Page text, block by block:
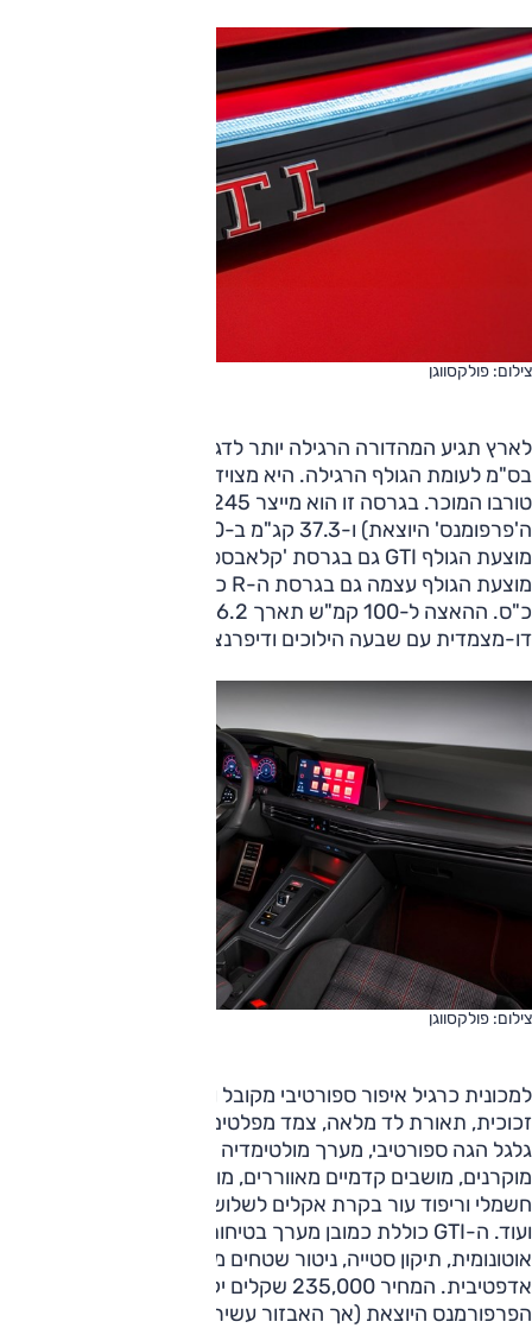
צילום: פולקסווגן
לארץ תגיע המהדורה הרגילה יותר לדגם שלה מרכב אשר מנומך
דו-מצמדית עם שבעה הילוכים ודיפרנציאל מוגבל החלקה.
צילום: פולקסווגן
למכונית כרגיל איפור ספורטיבי מקובל ואבזור עשיר שכולל גג
מוקרנים, מושבים קדמיים מאווררים, מושב נהג עם תפעול כיוון
חשמלי וריפוד עור בקרת אקלים לשלושה איזורים, מפתח חכם
ועוד. ה-GTI כוללת כמובן מערך בטיחותי מלא עם בלימה
אוטונומית, תיקון סטייה, ניטור שטחים מתים, בקרת שיוט
אדפטיבית. המחיר 235,000 שקלים יקר במעט מגרסת
הפרפורמנס היוצאת (אך האבזור עשיר יותר).